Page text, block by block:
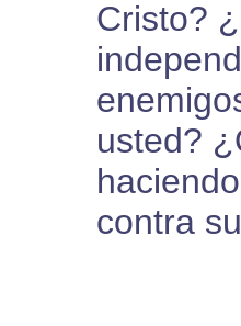
Cristo?
usted?
contra